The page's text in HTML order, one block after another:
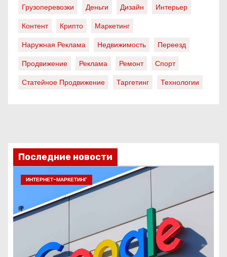
Грузоперевозки
Деньги Дизайн
Интерьер
Контент
Крипто
Маркетинг
Наружная Реклама
Недвижимость
Переезд
Продвижение
Реклама Ремонт
Спорт
Статейное Продвижение
Таргетинг Технологии
Последние новости
ИНТЕРНЕТ-МАРКЕТИНГ